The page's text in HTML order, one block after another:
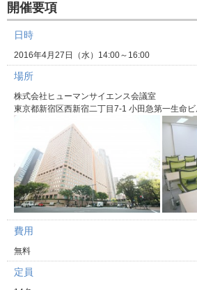
開催要項
日時
2016年4月27日（水）14:00～16:00
場所
株式会社ヒューマンサイエンス会議室
東京都新宿区西新宿二丁目7-1 小田急第一生命
費用
無料
定員